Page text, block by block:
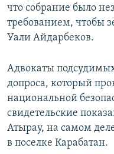
что собрание было
требованием, чтобы
Уали Айдарбеков.
Адвокаты подсудимых
допроса, который
национальной
свидетельские
Атырау, на самом
в поселке Карабатан.